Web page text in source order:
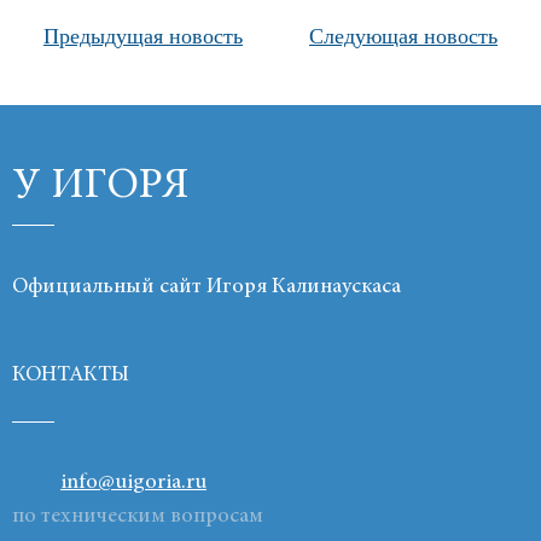
Продукты
Ссылки
Предыдущая новость Следующая новость
У ИГОРЯ
Официальный сайт Игоря Калинаускаса
КОНТАКТЫ
info@uigoria.ru
по техническим вопросам